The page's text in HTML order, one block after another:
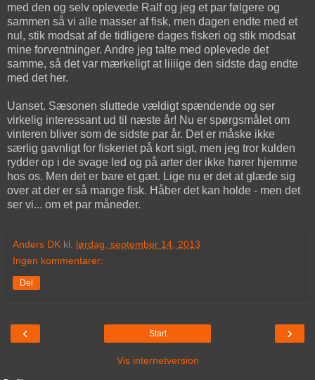
med den og selv oplevede Ralf og jeg et par følgere og
sammen så vi alle masser af fisk, men dagen endte med et
nul, stik modsat af de tidligere dages fiskeri og stik modsat
mine forventninger. Andre jeg talte med oplevede det
samme, så det var mærkeligt at liiiige den sidste dag endte
med det her.
Uanset. Sæsonen sluttede vældigt spændende og ser
virkelig interessant ud til næste år! Nu er spørgsmålet om
vinteren bliver som de sidste par år. Det er måske ikke
særlig gavnligt for fiskeriet på kort sigt, men jeg tror kulden
rydder op i de svage led og på arter der ikke hører hjemme
hos os. Men det er bare et gæt. Lige nu er det at glæde sig
over at der er så mange fisk. Håber det kan holde - men det
ser vi... om et par måneder.
Anders DK kl. lørdag, september 14, 2013
Ingen kommentarer:
Del
‹ ›
Start
Vis internetversion